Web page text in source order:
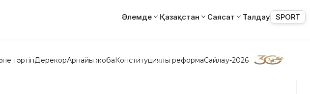
Әлемде Қазақстан Саясат Талдау SPORT
тәртіпДерекқорАрнайы жобаКонституциялық реформаСайлау-2026